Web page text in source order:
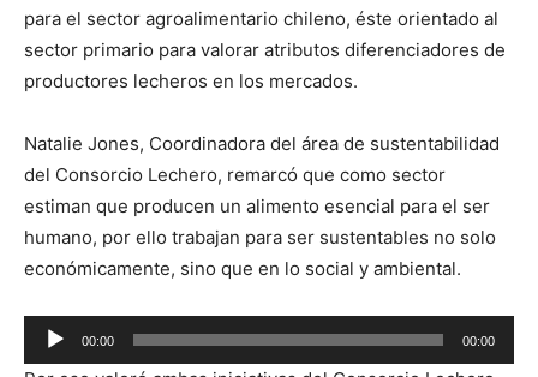
para el sector agroalimentario chileno, éste orientado al
sector primario para valorar atributos diferenciadores de
productores lecheros en los mercados.
Natalie Jones, Coordinadora del área de sustentabilidad
del Consorcio Lechero, remarcó que como sector
estiman que producen un alimento esencial para el ser
humano, por ello trabajan para ser sustentables no solo
económicamente, sino que en lo social y ambiental.
Reproductor
de
00:00 00:00